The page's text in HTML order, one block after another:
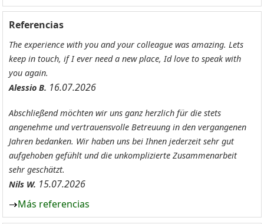
Referencias
The experience with you and your colleague was amazing. Lets
keep in touch, if I ever need a new place, Id love to speak with
you again.
Alessio B. 16.07.2026
Abschließend möchten wir uns ganz herzlich für die stets
angenehme und vertrauensvolle Betreuung in den vergangenen
Jahren bedanken. Wir haben uns bei Ihnen jederzeit sehr gut
aufgehoben gefühlt und die unkomplizierte Zusammenarbeit
sehr geschätzt.
Nils W. 15.07.2026
Más referencias